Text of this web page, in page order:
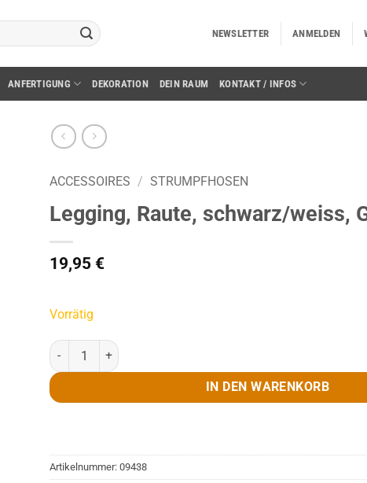
NEWSLETTER ANMELDEN
ANFERTIGUNG DEKORATION DEIN RAUM KONTAKT / INFOS
ACCESSOIRES / STRUMPFHOSEN
Legging, Raute, schwarz/weiss,
19,95 €
Vorrätig
Legging, Raute, schwarz/weiss, Gr. S/M Menge
IN DEN WARENKORB
Artikelnummer: 09438